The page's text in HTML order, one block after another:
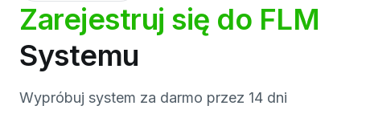
Zarejestruj się do FLM
Systemu
Wypróbuj system za darmo przez 14 dni